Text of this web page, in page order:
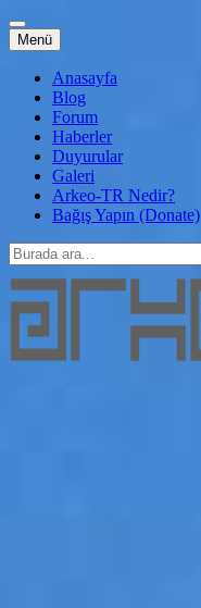
Menü İçeriğe
atla
Anasayfa
Blog
Forum
Haberler
Duyurular
Galeri
Arkeo-TR Nedir?
Bağış Yapın (Donate)
Arama: